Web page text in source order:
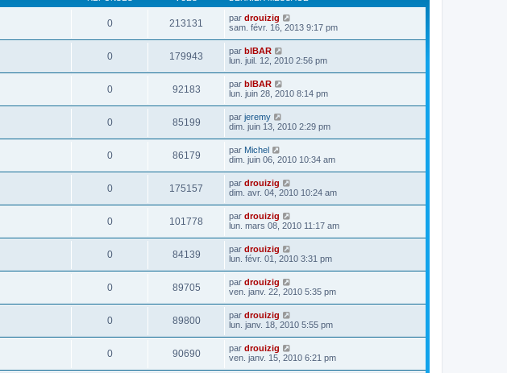
0 213131 par drouizig
sam. févr. 16, 2013 9:17 pm
0 179943 par bIBAR
lun. juil. 12, 2010 2:56 pm
0 92183 par bIBAR
lun. juin 28, 2010 8:14 pm
0 85199 par jeremy
dim. juin 13, 2010 2:29 pm
0 86179 par Michel
dim. juin 06, 2010 10:34 am
0 175157 par drouizig
dim. avr. 04, 2010 10:24 am
0 101778 par drouizig
lun. mars 08, 2010 11:17 am
0 84139 par drouizig
lun. févr. 01, 2010 3:31 pm
0 89705 par drouizig
ven. janv. 22, 2010 5:35 pm
0 89800 par drouizig
lun. janv. 18, 2010 5:55 pm
0 90690 par drouizig
ven. janv. 15, 2010 6:21 pm